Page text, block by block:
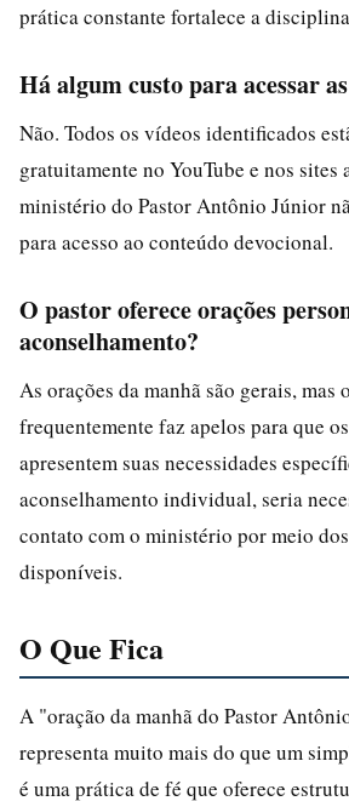
prática constante fortalece a
Há algum custo para acessar
Não. Todos os vídeos identificados
gratuitamente no YouTube e nos sites
ministério do Pastor Antônio Júnior
para acesso ao conteúdo devocional.
O pastor oferece orações
aconselhamento?
As orações da manhã são gerais, mas
frequentemente faz apelos para que
apresentem suas necessidades
aconselhamento individual, seria
contato com o ministério por meio
disponíveis.
O Que Fica
A "oração da manhã do Pastor
representa muito mais do que um
é uma prática de fé que oferece